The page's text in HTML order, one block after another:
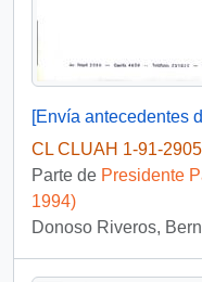
CL CLUAH 1-91-
Parte de Presidente
1994)
Donoso Riveros,